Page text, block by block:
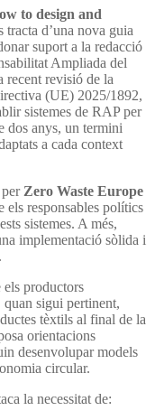
to design and
tracta d’una nova guia
suport a la redacció
Ampliada del
revisió de la
(UE) 2025/1892,
sistemes de RAP per
dos anys, un termini
a cada context
per Zero Waste Europe
responsables polítics
sistemes. A més,
implementació sòlida i
els productors
sigui pertinent,
tèxtils al final de la
orientacions
desenvolupar models
circular.
la necessitat de: